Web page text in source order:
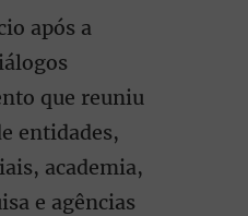
após a
que reuniu
entidades,
academia,
e agências